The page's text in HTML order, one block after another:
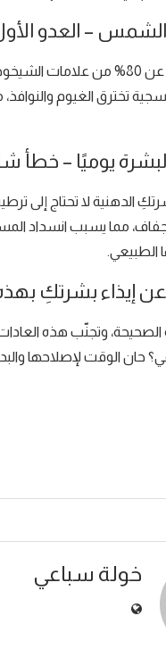
– العدو
الشمس مسؤولة عن 80% من
يوميًا – خطأ
الدهنية لا تحتاج إلى
مما يسبب انسداد
الطبيعي.
إيذاء بشرتكِ
الصحيحة، وتجنّب هذه
حان الوقت لإصلاحها
خولة سباعي